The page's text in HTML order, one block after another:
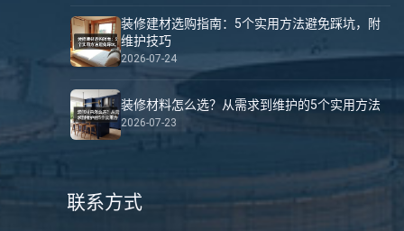
装修建材选购指南：5个实用方法避免踩坑，附
维护技巧
2026-07-24
装修材料怎么选？从需求到维护的5个实用方法
2026-07-23
联系方式